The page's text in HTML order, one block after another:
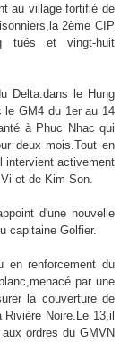
au village fortifié de
2ème CIP
tués et vingt-huit
Delta:dans le Hung
le GM4 du 1er au 14
à Phuc Nhac qui
deux mois.Tout en
intervient activement
et de Kim Son.
d'une nouvelle
capitaine Golfier.
en renforcement du
par une
la couverture de
Noire.Le 13,il
ordres du GMVN